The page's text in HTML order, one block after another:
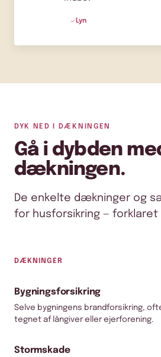
Lyn
DYK NED I DÆKNINGEN
Gå i dybden
dækningen.
De enkelte dækninger og
for husforsikring — forklaret
DÆKNINGER
Bygningsforsikring
Selve bygningens brandforsikring,
tegnet af långiver eller ejerforening.
Stormskade